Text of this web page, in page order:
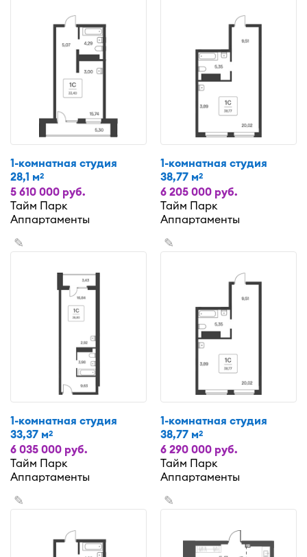
1-комнатная студия
28,1 м2
5 610 000 руб.
Тайм Парк
Аппартаменты
1-комнатная студия
38,77 м2
6 205 000 руб.
Тайм Парк
Аппартаменты
✎
1-комнатная студия
33,37 м2
6 035 000 руб.
Тайм Парк
Аппартаменты
✎
1-комнатная студия
38,77 м2
6 290 000 руб.
Тайм Парк
Аппартаменты
✎ ✎